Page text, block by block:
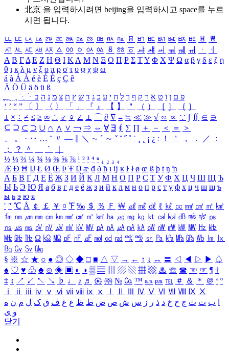
北京 을 입력하시려면 beijing을 입력하시고 space를 누르
시면 됩니다.
ㅥ ㅦ ㅧ ㅨ ㅩ ㅪ ㅫ ㅬ ㅭ ㅮ ㅯ ㅰ ㅱ ㅲ ㅳ ㅴ ㅵ ㅶ ㅷ ㅸ
ㅹ
ㅺ ㅻ ㅼ ㅽ ㅾ ㅿ ㆀ ㆁ ㆂ ㆃ ㆄ ㆅ ㆆ ㆇ ㆈ ㆉ ㆊ ㆋ ㆌ ㆍ
ㆎ
Α Β ΓΔ Ε Ζ Η Θ Ι ΚΛ Μ Ν Ξ Ο Π Ρ Σ ΤΥ Φ Χ Ψ Ω α β γ δ ε ζ η
θ ι κ λ μ ν ξ ο π ρ σ τ υ φ χ ψ ω
á à Á À é è É È ç Ç ê
Ä Ö Ü ä ö ü ß
ִֶֹ ֻּ ׁׂ פ ם ן ו ט א ר ק ף ך ל ח י ע כ ג ד ש ץ ת צ מ נ ה ב
‘ ’ “ ” 〔 〕 〈 〉 「 」 『 』 【 】 ＂ （ ） ［ ］ ｛ ｝
± × ÷ ≠ ≤ ≥ ∞ ∴ ♂ ♀ ∠ ⊥ ⌒ ∂ ∇ ≡ ≒ ≪ ≫ √ ∽ ∝ ∵ ∫ ∬ ∈ ∋
⊆ ⊇ ⊂ ⊃ ∪ ∩ ∧ ∨ ￢ ⇒ ⇔ ∀ ∃ ∮ ∑ ∏ ＋ － ＜ ＝
＞
、
。 · ‥ … ¨ 〃 ― ＼ ∼ ´ ～ ˇ ˘ ˝ ˚ ˙ ¸ ¡ ¿ ː ！ ＇ ， ． ／
：
；
？ ＾ ｀
½ ⅓ ⅔ ¼ ¾ ⅛ ⅜ ⅝ ⅞ ¹ ² ³ ⁴ ⁿ ₁ ₂ ₃ ₄
Æ Ð Ħ Ĳ Ł Ø Œ Þ Ŧ Ŋ æ đ ð ħ ı ĳ ĸ ŀ ł ø œ ß þ ŧ ŋ ŉ
А Б В Г Д Е Ё Ж З И Й К Л М Н О П Р С Т У Ф Х Ц Ч Ш Щ Ъ
Ы Ь Э Ю Я а б в г д е ё ж з и й к л м н о п р с т у ф х ц ч ш щ ъ
ы ь э ю я
′ ″ ℃ Å ￠ ￡ ￥ ¤ ℉ ‰ ＄ ％ Ｆ ￦ ㎕ ㎖ ㎗ ℓ ㎘ ㏄ ㎣ ㎤ ㎥ ㎦
㎙ ㎚ ㎛ ㎜ ㎝ ㎞ ㎟ ㎠ ㎡ ㎢ ㏊ ㎍ ㎎ ㎏ ㏏ ㎈ ㎉ ㏈ ㎧ ㎨ ㎰
㎱ ㎲ ㎳ ㎴ ㎵ ㎶ ㎷ ㎸ ㎹ ㎀ ㎁ ㎂ ㎃ ㎄ ㎺ ㎻ ㎽ ㎾ ㎿ ㎐ ㎑
㎒ ㎓ ㎔ Ω ㏀ ㏁ ㎊ ㎋ ㎌ ㏖ ㏅ ㎭ ㎮ ㎯ ㏛ ㎩ ㎪ ㎫ ㎬ ㏝ ㏐
㏓
㏃ ㏉ ㏜ ㏆
§ ※ ☆ ★ ○ ● ◎ ◇ ◆ □ ■ △ ▽ → ← ↑ ↓ ↔ 〓 ◁ ◀ ▷ ▶ ♤
♠ ♡ ♥ ♧ ♣ ⊙ ◈ ▣ ◐ ◑ ▒ ▤ ▨ ▧ ▦ ▩ ♨ ☏ ☎ ☜ ☞ ¶ †
‡ ↕ ↗ ↙ ↖ ↘ ♭ ♩ ♪ ♬ ㉿ ㈜ № ㏇ ™ ㏂ ㏘ ℡ ＃ ＆ ＊ ＠ ª º
ⅰ
ⅱ ⅲ ⅳ ⅴ ⅵ ⅶ ⅷ ⅸ ⅹ Ⅳ Ⅴ Ⅵ Ⅶ Ⅷ Ⅸ Ⅹ
ب ت ث ج ح خ د ذ ر ز س ش ص ض ط ظ ع غ ف ق ک ل م ن ه
و ی
닫기